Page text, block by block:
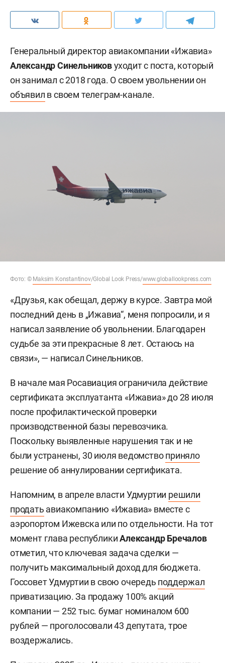
Генеральный директор авиакомпании «Ижавиа»
Александр Синельниковуходит с поста, который
он занимал с 2018 года. О своем увольнении он
объявил в своем телеграм-канале.
Фото: © Maksim Konstantinov/Global Look Press/www.globallookpress.com
«Друзья, как обещал, держу в курсе. Завтра мой
последний день в „Ижавиа“, меня попросили, и я
написал заявление об увольнении. Благодарен
судьбе за эти прекрасные 8 лет. Остаюсь на
связи», — написал Синельников.
В начале мая Росавиация ограничила действие
сертификата эксплуатанта «Ижавиа» до 28 июля
после профилактической проверки
производственной базы перевозчика.
Поскольку выявленные нарушения так и не
были устранены, 30 июля ведомствоприняло
решение об аннулировании сертификата.
Напомним, в апреле власти Удмуртии решили
продать авиакомпанию «Ижавиа» вместе с
аэропортом Ижевска или по отдельности. На тот
момент глава республикиАлександр Бречалов
отметил, что ключевая задача сделки —
получить максимальный доход для бюджета.
Госсовет Удмуртии в свою очередь поддержал
приватизацию. За продажу 100% акций
компании — 252 тыс. бумаг номиналом 600
рублей — проголосовали 43 депутата, трое
воздержались.